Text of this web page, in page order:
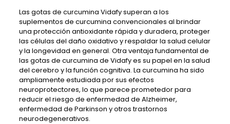
Las gotas de curcumina Vidafy superan a los
suplementos de curcumina convencionales al brindar
una protección antioxidante rápida y duradera, proteger
las células del daño oxidativo y respaldar la salud celular
y la longevidad en general. Otra ventaja fundamental de
las gotas de curcumina de Vidafy es su papel en la salud
del cerebro y la función cognitiva. La curcumina ha sido
ampliamente estudiada por sus efectos
neuroprotectores, lo que parece prometedor para
reducir el riesgo de enfermedad de Alzheimer,
enfermedad de Parkinson y otros trastornos
neurodegenerativos.